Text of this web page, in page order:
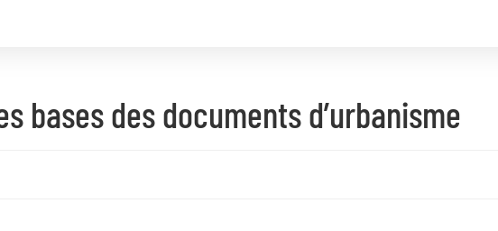
bases des documents d’urbanisme